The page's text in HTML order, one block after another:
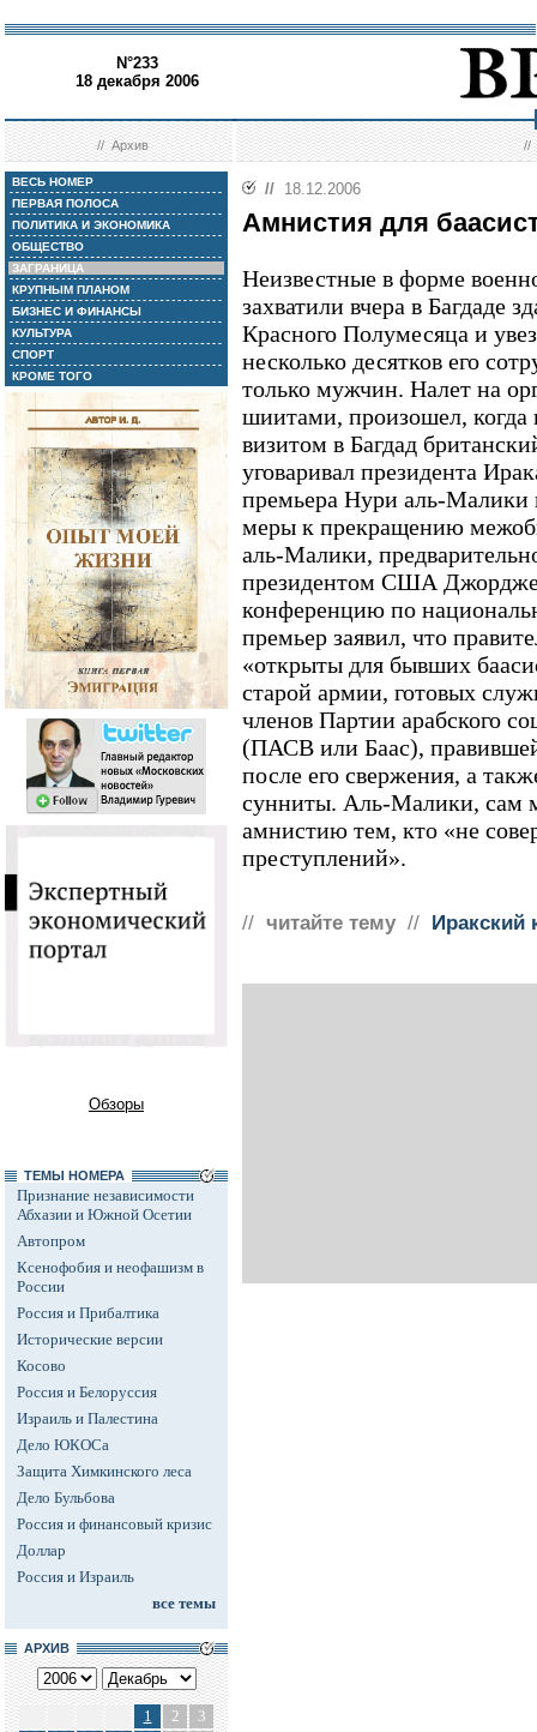
N°233
18 декабря 2006
//Архив //
ВЕСЬ НОМЕР
ПЕРВАЯ ПОЛОСА
ПОЛИТИКА И ЭКОНОМИКА
ОБЩЕСТВО
ЗАГРАНИЦА
КРУПНЫМ ПЛАНОМ
БИЗНЕС И ФИНАНСЫ
КУЛЬТУРА
СПОРТ
КРОМЕ ТОГО
Обзоры
ТЕМЫ НОМЕРА
Признание независимости
Абхазии и Южной Осетии
Автопром
Ксенофобия и неофашизм в
России
Россия и Прибалтика
Исторические версии
Косово
Россия и Белоруссия
Израиль и Палестина
Дело ЮКОСа
Защита Химкинского леса
Дело Бульбова
Россия и финансовый кризис
Доллар
Россия и Израиль
все темы
АРХИВ
1 2
3
// 18.12.2006
Амнистия для
Неизвестные в форме
захватили вчера в Багдаде
Красного Полумесяца и
несколько десятков его
только мужчин. Налет на
шиитами, произошел,
визитом в Багдад
уговаривал президента
премьера Нури аль-Малики
меры к прекращению
аль-Малики,
президентом США
конференцию по
премьер заявил, что
«открыты для бывших
старой армии, готовых
членов Партии арабского
(ПАСВ или Баас),
после его свержения, а
сунниты. Аль-Малики, сам
амнистию тем, кто «не
преступлений».
// читайте тему // Иракский